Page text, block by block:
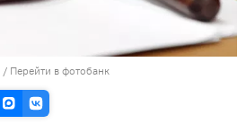
/ Перейти в фотобанк